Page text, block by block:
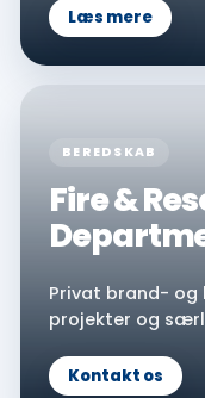
Læs mere
BEREDSKAB
Fire &
Privat brand- og
projekter og
Kontakt os